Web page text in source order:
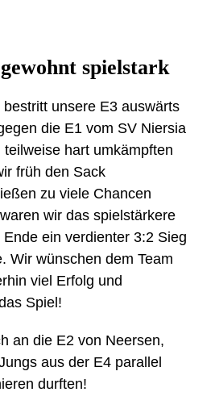
spielstark
unsere E3 auswärts
die E1 vom SV Niersia
hart umkämpften
früh den Sack
zu viele Chancen
wir das spielstärkere
ein verdienter 3:2 Sieg
Wir wünschen dem Team
viel Erfolg und
Spiel!
an die E2 von Neersen,
aus der E4 parallel
durften!